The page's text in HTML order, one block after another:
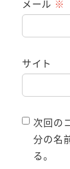
メール ※
サイト
次回の
分の名
る。